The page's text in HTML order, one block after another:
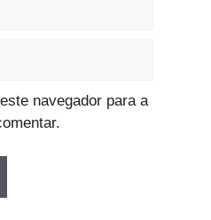
navegador para a